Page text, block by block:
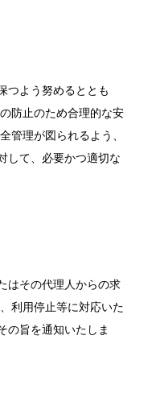
つよう努めるととも
防止のため合理的な安
管理が図られるよう、
して、必要かつ適切な
はその代理人からの求
利用停止等に対応いた
の旨を通知いたしま